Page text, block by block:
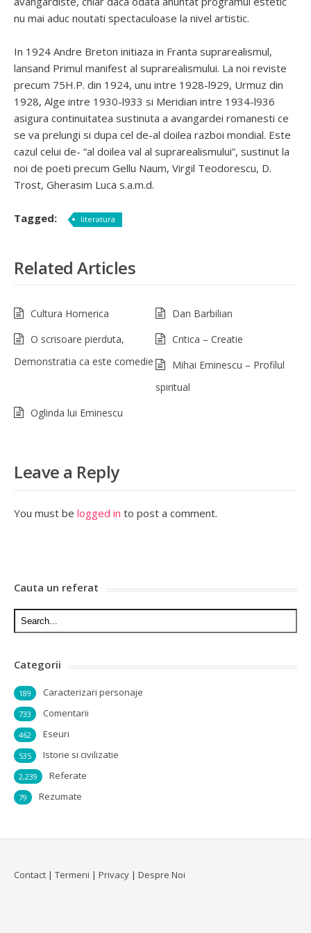
nu mai aduc noutati spectaculoase la nivel artistic.
In 1924 Andre Breton initiaza in Franta suprarealismul,
lansand Primul manifest al suprarealismului. La noi reviste
precum 75H.P. din 1924, unu intre 1928-l929, Urmuz din
1928, Alge intre 1930-l933 si Meridian intre 1934-l936
asigura continuitatea sustinuta a avangardei romanesti ce
se va prelungi si dupa cel de-al doilea razboi mondial. Este
cazul celui de- “al doilea val al suprarealismului”, sustinut la
noi de poeti precum Gellu Naum, Virgil Teodorescu, D.
Trost, Gherasim Luca s.a.m.d.
Tagged: literatura
Related Articles
Cultura Homerica
Dan Barbilian
O scrisoare pierduta,
Demonstratia ca este comedie
Critica – Creatie
Mihai Eminescu – Profilul
spiritual
Oglinda lui Eminescu
Leave a Reply
You must be logged in to post a comment.
Cauta un referat
Categorii
Caracterizari personaje
189
Comentarii
733
Eseuri
462
Istorie si civilizatie
535
Referate
2,239
Rezumate
79
Contact | Termeni | Privacy | Despre Noi